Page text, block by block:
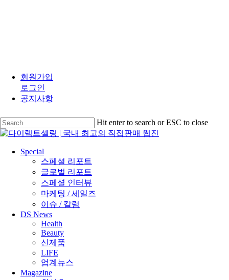
main
content
회원가입
로그인
공지사항
Hit enter to search or ESC to close
Close
search
Menu
Special
스페셜 리포트
글로벌 리포트
스페셜 인터뷰
마케팅 / 세일즈
이슈 / 칼럼
DS News
Health
Beauty
신제품
LIFE
업계뉴스
Magazine